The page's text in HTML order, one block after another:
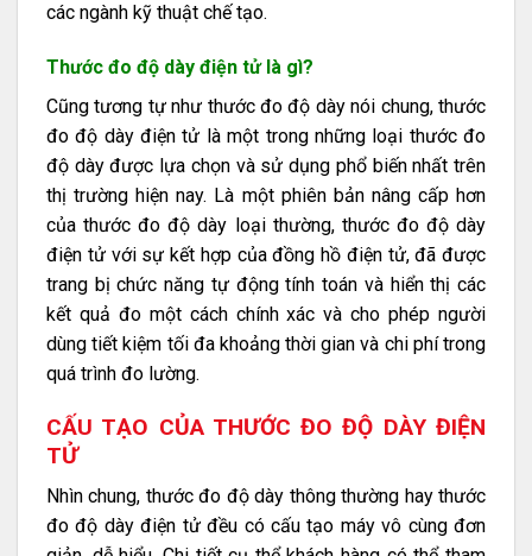
các ngành kỹ thuật chế tạo.
Thước đo độ dày điện tử là gì?
Cũng tương tự như thước đo độ dày nói chung, thước
đo độ dày điện tử là một trong những loại thước đo
độ dày được lựa chọn và sử dụng phổ biến nhất trên
thị trường hiện nay. Là một phiên bản nâng cấp hơn
của thước đo độ dày loại thường, thước đo độ dày
điện tử với sự kết hợp của đồng hồ điện tử, đã được
trang bị chức năng tự động tính toán và hiển thị các
kết quả đo một cách chính xác và cho phép người
dùng tiết kiệm tối đa khoảng thời gian và chi phí trong
quá trình đo lường.
CẤU TẠO CỦA THƯỚC ĐO ĐỘ DÀY ĐIỆN
TỬ
Nhìn chung, thước đo độ dày thông thường hay thước
đo độ dày điện tử đều có cấu tạo máy vô cùng đơn